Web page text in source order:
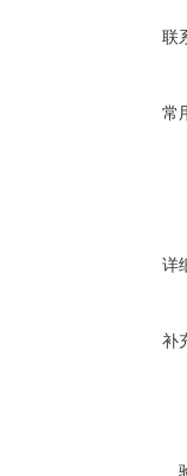
联
常
详
补